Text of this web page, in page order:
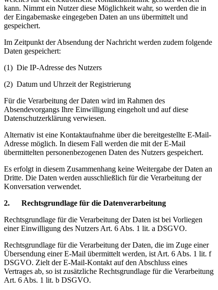
kann. Nimmt ein Nutzer diese Möglichkeit wahr, so werden die in
der Eingabemaske eingegeben Daten an uns übermittelt und
gespeichert.
Im Zeitpunkt der Absendung der Nachricht werden zudem folgende
Daten gespeichert:
(1) Die IP-Adresse des Nutzers
(2) Datum und Uhrzeit der Registrierung
Für die Verarbeitung der Daten wird im Rahmen des
Absendevorgangs Ihre Einwilligung eingeholt und auf diese
Datenschutzerklärung verwiesen.
Alternativ ist eine Kontaktaufnahme über die bereitgestellte E-Mail-
Adresse möglich. In diesem Fall werden die mit der E-Mail
übermittelten personenbezogenen Daten des Nutzers gespeichert.
Es erfolgt in diesem Zusammenhang keine Weitergabe der Daten an
Dritte. Die Daten werden ausschließlich für die Verarbeitung der
Konversation verwendet.
2. Rechtsgrundlage für die Datenverarbeitung
Rechtsgrundlage für die Verarbeitung der Daten ist bei Vorliegen
einer Einwilligung des Nutzers Art. 6 Abs. 1 lit. a DSGVO.
Rechtsgrundlage für die Verarbeitung der Daten, die im Zuge einer
Übersendung einer E-Mail übermittelt werden, ist Art. 6 Abs. 1 lit. f
DSGVO. Zielt der E-Mail-Kontakt auf den Abschluss eines
Vertrages ab, so ist zusätzliche Rechtsgrundlage für die Verarbeitung
Art. 6 Abs. 1 lit. b DSGVO.